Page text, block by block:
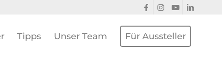
Tipps Unser Team Für Aussteller